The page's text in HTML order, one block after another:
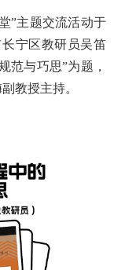
”主题交流活动于
宁区教研员吴笛
范与巧思”为题，
教授主持。